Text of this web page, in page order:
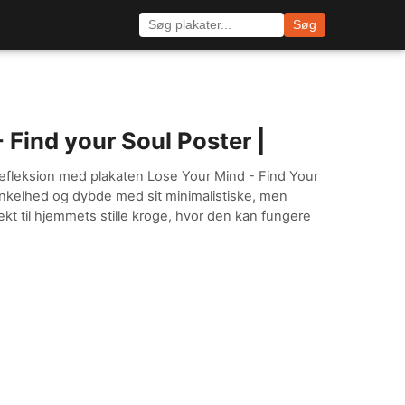
Søg
your Soul Poster |
med plakaten Lose Your Mind - Find Your
og dybde med sit minimalistiske, men
til hjemmets stille kroge, hvor den kan fungere